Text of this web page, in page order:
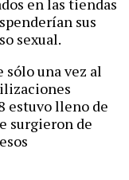
en las tiendas
sus
sexual.
sólo una vez al
estuvo lleno de
surgieron de